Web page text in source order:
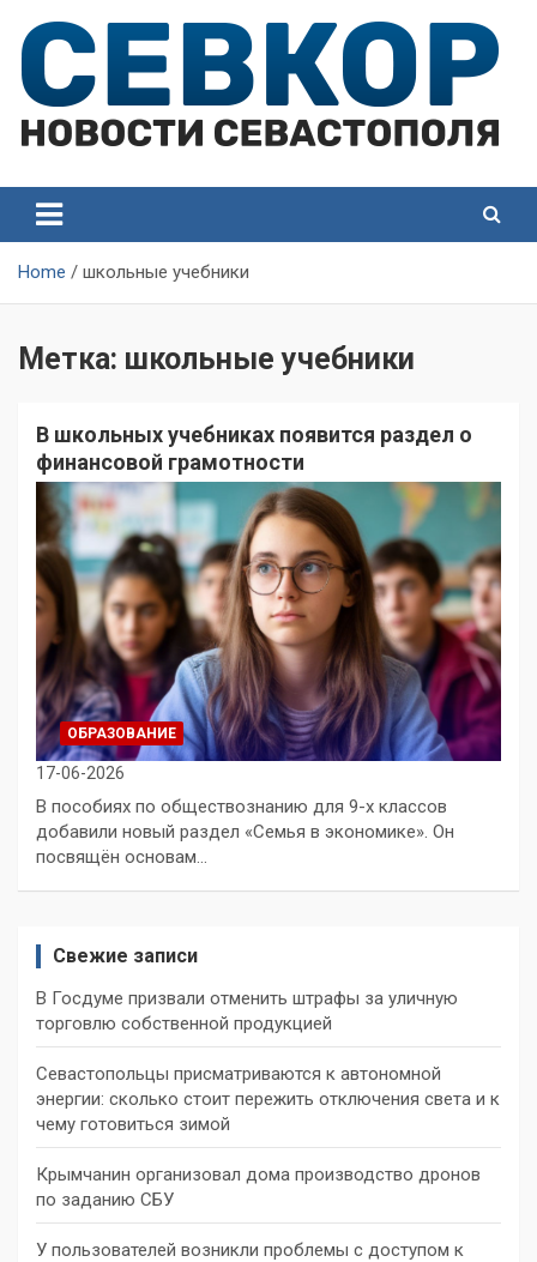
content
Севастополя
Севастополя
Home школьные учебники
Метка: школьные учебники
В школьных учебниках появится раздел о
финансовой грамотности
ОБРАЗОВАНИЕ
17-06-2026
В пособиях по обществознанию для 9-х классов
добавили новый раздел «Семья в экономике». Он
посвящён основам…
Свежие записи
В Госдуме призвали отменить штрафы за уличную
торговлю собственной продукцией
Севастопольцы присматриваются к автономной
энергии: сколько стоит пережить отключения света и к
чему готовиться зимой
Крымчанин организовал дома производство дронов
по заданию СБУ
У пользователей возникли проблемы с доступом к